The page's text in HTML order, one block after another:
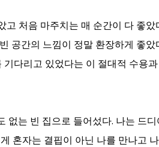
처음 마주치는 매 순간이 다 좋았
공간의 느낌이 정말 환장하게 좋았
다리고 있었다는 이 절대적 수용
없는 빈 집으로 들어섰다. 나는 드디
혼자는 결핍이 아닌 나를 만나고